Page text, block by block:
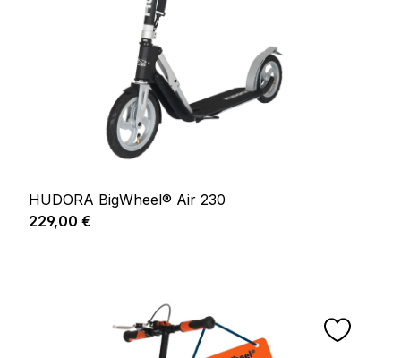
HUDORA BigWheel® Air 230
Prix régulier :
229,00 €